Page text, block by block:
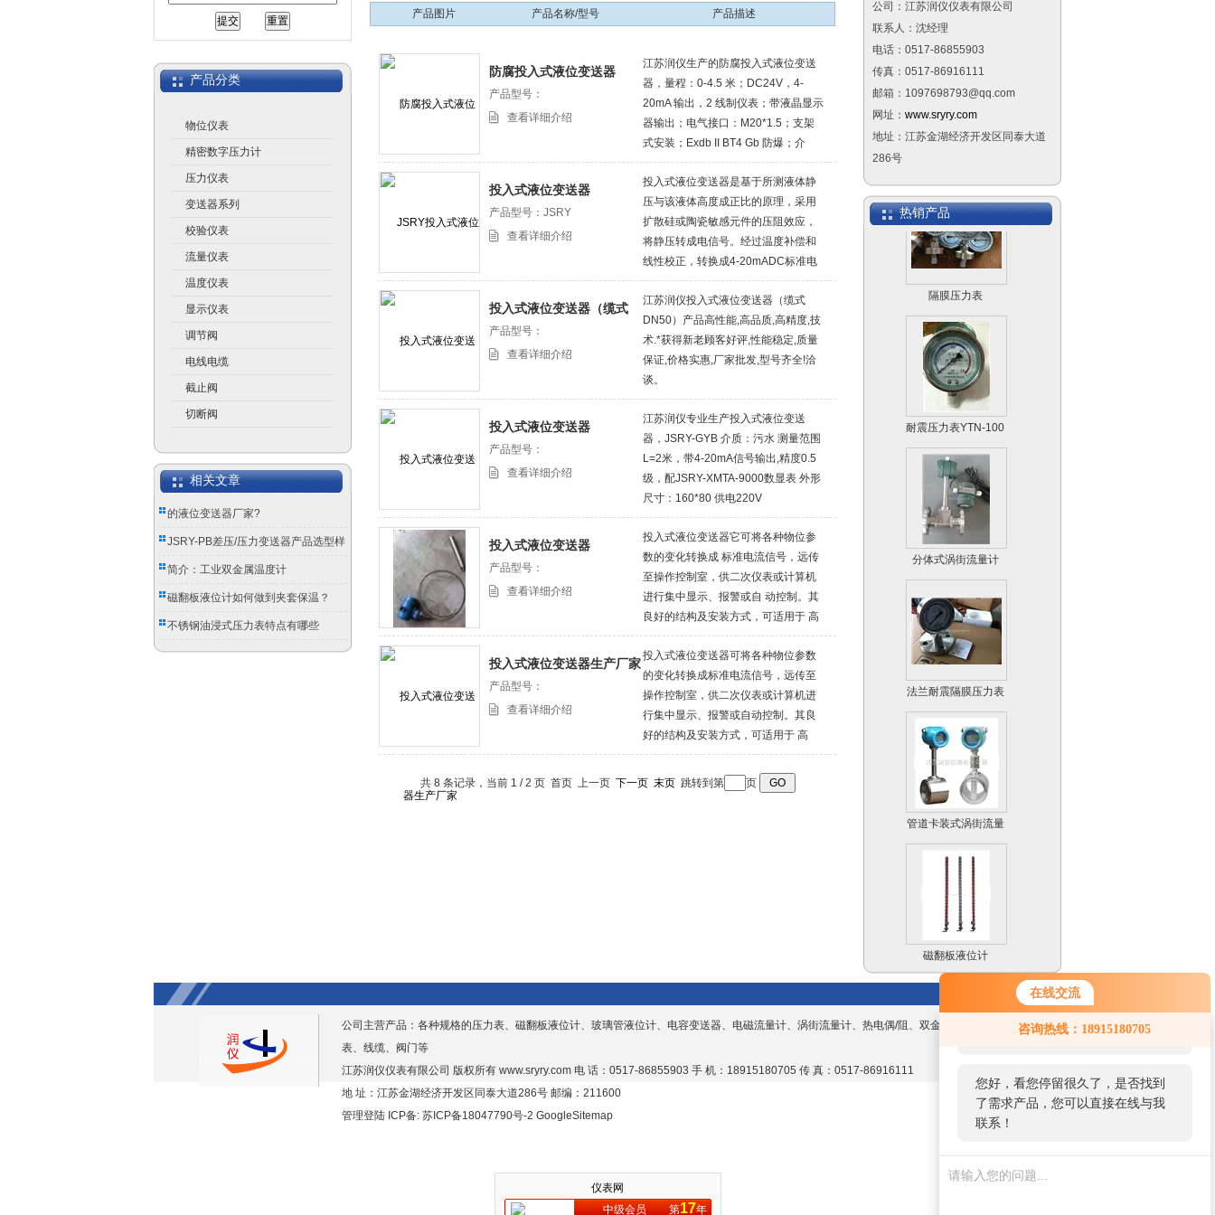
在线交流
咨询热线：18915180705
您好！欢迎前来咨询，很高兴为您
服务，请问您要咨询什么问题呢？
您好，看您停留很久了，是否找到
了需求产品，您可以直接在线与我
联系！
产品分类
物位仪表
精密数字压力计
压力仪表
变送器系列
校验仪表
流量仪表
温度仪表
显示仪表
调节阀
电线电缆
截止阀
切断阀
相关文章
的液位变送器厂家?
JSRY-PB差压/压力变送器产品选型样
册
简介：工业双金属温度计
磁翻板液位计如何做到夹套保温？
不锈钢油浸式压力表特点有哪些
产品图片 产品名称/型号 产品描述
防腐投入式液位变送器
产品型号：
查看详细介绍
江苏润仪生产的防腐投入式液位变送
器，量程：0-4.5 米；DC24V，4-
20mA 输出，2 线制仪表；带液晶显示
器输出；电气接口：M20*1.5；支架
式安装；Exdb II BT4 Gb 防爆；介
质：生化曝气污水，有酸碱腐蚀。
投入式液位变送器
产品型号：JSRY
查看详细介绍
投入式液位变送器是基于所测液体静
压与该液体高度成正比的原理，采用
扩散硅或陶瓷敏感元件的压阻效应，
将静压转成电信号。经过温度补偿和
线性校正，转换成4-20mADC标准电
流信号输出。 传感器部分可直接投入
到液体中，变送器部分可用法兰或支
架固定，安装使用极为方便。
投入式液位变送器（缆式
DN50）
产品型号：
查看详细介绍
江苏润仪投入式液位变送器（缆式
DN50）产品高性能,高品质,高精度,技
术.*获得新老顾客好评,性能稳定,质量
保证,价格实惠,厂家批发,型号齐全!洽
谈。
投入式液位变送器
产品型号：
查看详细介绍
江苏润仪专业生产投入式液位变送
器，JSRY-GYB 介质：污水 测量范围
L=2米，带4-20mA信号输出,精度0.5
级，配JSRY-XMTA-9000数显表 外形
尺寸：160*80 供电220V
投入式液位变送器
产品型号：
查看详细介绍
投入式液位变送器它可将各种物位参
数的变化转换成 标准电流信号，远传
至操作控制室，供二次仪表或计算机
进行集中显示、报警或自 动控制。其
良好的结构及安装方式，可适用于 高
温、高压、 强腐蚀、 易结晶、防堵
塞、防冷结以及 固体粉状、粒状物料
等特殊条件下的液位，料 位或物位的
连续检测，可广泛应用于各种工业过
程中的检测控制。
投入式液位变送器生产厂家
产品型号：
查看详细介绍
投入式液位变送器可将各种物位参数
的变化转换成标准电流信号，远传至
操作控制室，供二次仪表或计算机进
行集中显示、报警或自动控制。其良
好的结构及安装方式，可适用于 高
温、高压、 强腐蚀、易结晶、防堵
塞、防冷结以及固体粉状、粒状物料
等特殊条件下的液位，料位或物位的
共 8 条记录，当前 1 / 2 页 首页 上一页 下一页 末页跳转到第 页
公司：江苏润仪仪表有限公司
联系人：沈经理
电话：0517-86855903
传真：0517-86916111
邮箱：1097698793@qq.com
网址： www.sryry.com
地址：江苏金湖经济开发区同泰大道
286号
热销产品
隔膜压力表
耐震压力表YTN-100
分体式涡街流量计
法兰耐震隔膜压力表
管道卡装式涡街流量
计
磁翻板液位计
远传磁翻板液位计
（4-20mA）
公司主营产品：各种规格的压力表、磁翻板液位计、玻璃管液位计、电容变送器、电磁流量计、涡街流量计、热电偶/阻、双金属温度计、数显
表、线缆、阀门等
江苏润仪仪表有限公司 版权所有 www.sryry.com 电 话：0517-86855903 手 机：18915180705 传 真：0517-86916111
地 址：江苏金湖经济开发区同泰大道286号 邮编：211600
管理登陆 ICP备: 苏ICP备18047790号-2 GoogleSitemap
仪表网
中级会员
第17年